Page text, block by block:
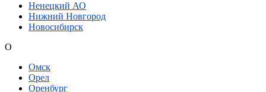
Ненецкий АО
Нижний Новгород
Новосибирск
О
Омск
Орел
Оренбург